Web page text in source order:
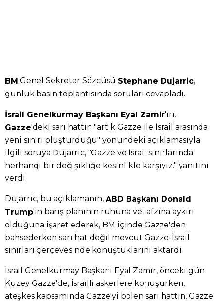
BM Genel Sekreter Sözcüsü Stephane Dujarric,
günlük basın toplantısında soruları cevapladı.
İsrail Genelkurmay Başkanı Eyal Zamir'in,
Gazze'deki sarı hattın "artık Gazze ile İsrail arasında
yeni sınırı oluşturduğu" yönündeki açıklamasıyla
ilgili soruya Dujarric, "Gazze ve İsrail sınırlarında
herhangi bir değişikliğe kesinlikle karşıyız." yanıtını
verdi.
Dujarric, bu açıklamanın, ABD Başkanı Donald
Trump'ın barış planının ruhuna ve lafzına aykırı
olduğuna işaret ederek, BM içinde Gazze'den
bahsederken sarı hat değil mevcut Gazze-İsrail
sınırları çerçevesinde konuştuklarını aktardı.
İsrail Genelkurmay Başkanı Eyal Zamir, önceki gün
Kuzey Gazze'de, İsrailli askerlere konuşurken,
ateşkes kapsamında Gazze'yi bölen sarı hattın, Gazze